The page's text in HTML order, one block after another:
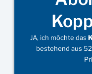
JA, ich möchte das
bestehend aus